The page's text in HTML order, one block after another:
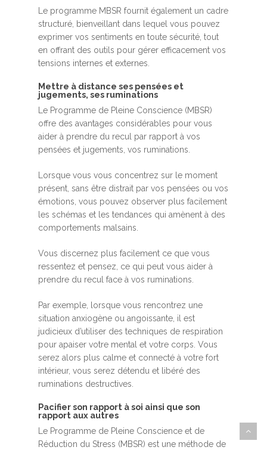
Le programme MBSR fournit également un cadre
structuré, bienveillant dans lequel vous pouvez
exprimer vos sentiments en toute sécurité, tout
en offrant des outils pour gérer efficacement vos
tensions internes et externes.
Mettre à distance ses pensées et
jugements, ses ruminations
Le Programme de Pleine Conscience (MBSR)
offre des avantages considérables pour vous
aider à prendre du recul par rapport à vos
pensées et jugements, vos ruminations.
Lorsque vous vous concentrez sur le moment
présent, sans être distrait par vos pensées ou vos
émotions, vous pouvez observer plus facilement
les schémas et les tendances qui amènent à des
comportements malsains.
Vous discernez plus facilement ce que vous
ressentez et pensez, ce qui peut vous aider à
prendre du recul face à vos ruminations.
Par exemple, lorsque vous rencontrez une
situation anxiogène ou angoissante, il est
judicieux d’utiliser des techniques de respiration
pour apaiser votre mental et votre corps. Vous
serez alors plus calme et connecté à votre fort
intérieur, vous serez détendu et libéré des
ruminations destructives.
Pacifier son rapport à soi ainsi que son
rapport aux autres
Le Programme de Pleine Conscience et de
Réduction du Stress (MBSR) est une méthode de